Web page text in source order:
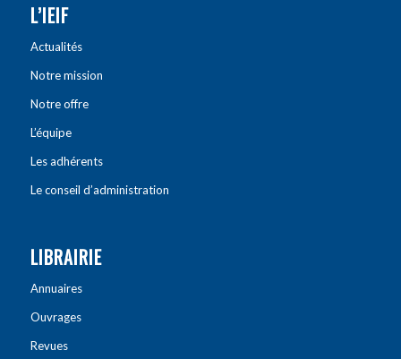
L’IEIF
Actualités
Notre mission
Notre offre
L’équipe
Les adhérents
Le conseil d’administration
LIBRAIRIE
Annuaires
Ouvrages
Revues